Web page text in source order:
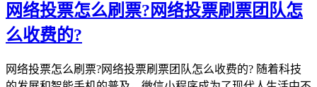
网络投票怎么刷票?网络投票刷票团队怎
么收费的?
网络投票怎么刷票?网络投票刷票团队怎么收费的? 随着科技